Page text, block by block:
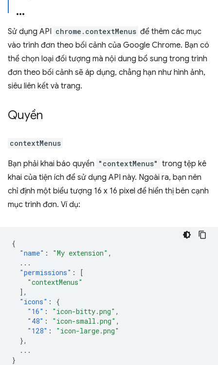
Sử dụng API chrome.contextMenus để thêm các mục
vào trình đơn theo bối cảnh của Google Chrome. Bạn có
thể chọn loại đối tượng mà nội dung bổ sung trong trình
đơn theo bối cảnh sẽ áp dụng, chẳng hạn như hình ảnh,
siêu liên kết và trang.
Quyền
contextMenus
Bạn phải khai báo quyền "contextMenus" trong tệp kê
khai của tiện ích để sử dụng API này. Ngoài ra, bạn nên
chỉ định một biểu tượng 16 x 16 pixel để hiển thị bên cạnh
mục trình đơn. Ví dụ:
{
"name" : "My extension" ,
...
"permissions" :
[
"contextMenus"
],
"icons" :
{
"16" : "icon-bitty.png" ,
"48" : "icon-small.png" ,
"128" :
"icon-large.png"
},
...
}